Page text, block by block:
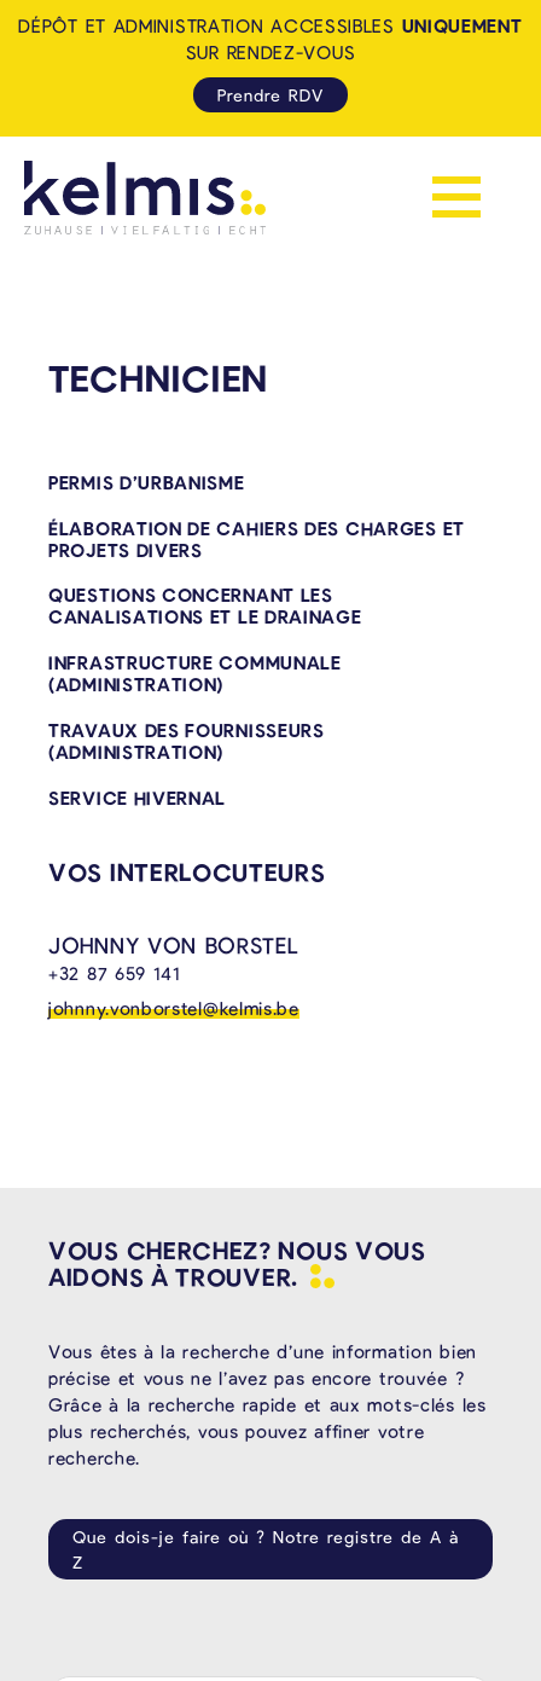
Afficher la
DÉPÔT ET ADMINISTRATION ACCESSIBLES UNIQUEMENT
SUR RENDEZ-VOUS
Prendre RDV
TECHNICIEN
PERMIS D’URBANISME
ÉLABORATION DE CAHIERS DES CHARGES ET
PROJETS DIVERS
QUESTIONS CONCERNANT LES
CANALISATIONS ET LE DRAINAGE
INFRASTRUCTURE COMMUNALE
(ADMINISTRATION)
TRAVAUX DES FOURNISSEURS
(ADMINISTRATION)
SERVICE HIVERNAL
VOS INTERLOCUTEURS
JOHNNY VON BORSTEL
+32 87 659 141
johnny.vonborstel@kelmis.be
VOUS CHERCHEZ? NOUS VOUS
AIDONS ÀTROUVER.
Vous êtes à la recherche d’une information bien
précise et vous ne l’avez pas encore trouvée ?
Grâce à la recherche rapide et aux mots-clés les
plus recherchés, vous pouvez affiner votre
recherche.
Que dois-je faire où ? Notre registre de A à
Z